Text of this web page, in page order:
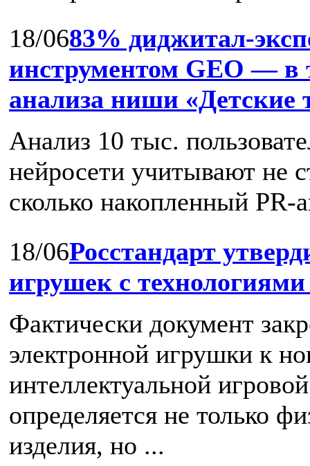
18/0683%
инструментом GEO — в
анализа ниши «Детские
Анализ 10 тыс.
нейросети учитывают не
сколько накопленный PR-
18/06Росстандарт
игрушек с
Фактически документ
электронной игрушки к
интеллектуальной
определяется не только
изделия, но ...